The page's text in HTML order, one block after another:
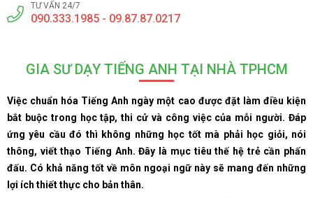
TƯ VẤN 24/7
090.333.1985 - 09.87.87.0217
GIA SƯ DẠY TIẾNG ANH TẠI NHÀ TPHCM
Việc chuẩn hóa Tiếng Anh ngày một cao được đặt làm điều kiện
bắt buộc trong học tập, thi cử và công việc của mỗi người. Đáp
ứng yêu cầu đó thì không những học tốt mà phải học giỏi, nói
thông, viết thạo Tiếng Anh. Đây là mục tiêu thế hệ trẻ cần phấn
đấu. Có khả năng tốt về môn ngoại ngữ này sẽ mang đến những
lợi ích thiết thực cho bản thân.